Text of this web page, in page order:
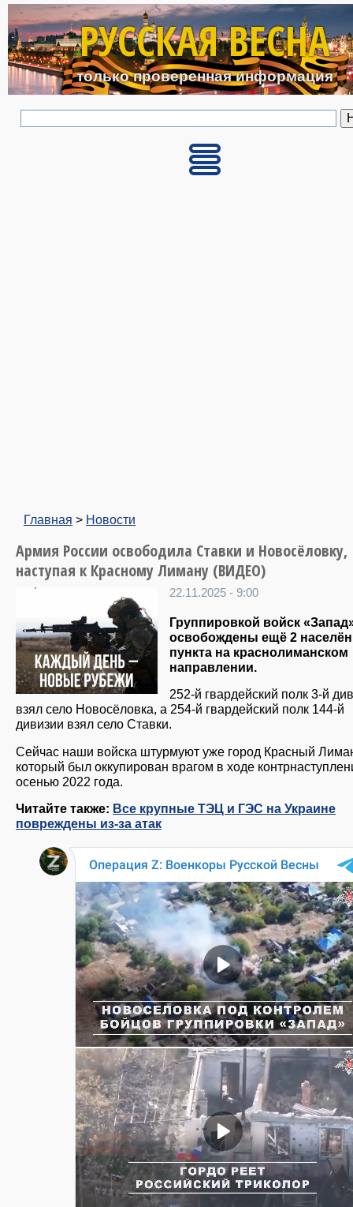
Перейти к основному
РУССКАЯ ВЕСНА
только проверенная информация
Главная > Новости
Армия России освободила Ставки и Новосёловку,
наступая к Красному Лиману (ВИДЕО)
22.11.2025 - 9:00
Группировкой войск
освобождены ещё 2
пункта на краснолиманском
направлении.
252-й гвардейский полк 3-й
взял село Новосёловка, а 254-й гвардейский полк 144-й
дивизии взял село Ставки.
Сейчас наши войска штурмуют уже город Красный
который был оккупирован врагом в ходе
осенью 2022 года.
Читайте также: Все крупные ТЭЦ и ГЭС на Украине
повреждены из-за атак